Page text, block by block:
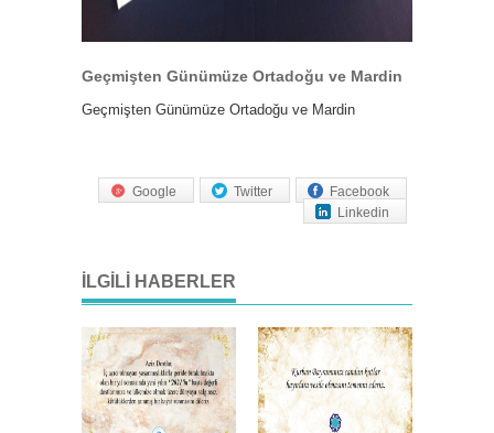
Geçmişten Günümüze Ortadoğu ve Mardin
Geçmişten Günümüze Ortadoğu ve Mardin
Facebook
Twitter
Google
Linkedin
İLGILI HABERLER